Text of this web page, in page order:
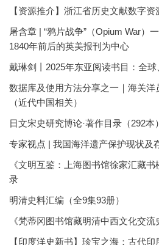
【资源推介】浙江省历史文献数字资
屠含章 | “鸦片战争”（Opium War
1840年前后的英美报刊为中心
戴琳剑丨2025年东亚阅读书目：全
数据库及使用方法分享之一｜海关
（近代中国相关）
日文宋史研究博论·著作目录（292本）
专家视点 | 我国海洋遗产保护现状及
《文明互鉴：上海图书馆徐家汇藏
录
明清史料汇编（全9集93册）
《梵蒂冈图书馆藏明清中西文化交
【印度洋史新书】珍宝之海：古代